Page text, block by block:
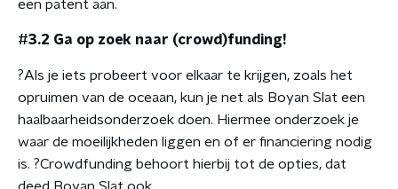
een patent aan.
#3.2 Ga op zoek naar (crowd)funding!
?Als je iets probeert voor elkaar te krijgen, zoals het
opruimen van de oceaan, kun je net als Boyan Slat een
haalbaarheidsonderzoek doen. Hiermee onderzoek je
waar de moeilijkheden liggen en of er financiering nodig
is. ?Crowdfunding behoort hierbij tot de opties, dat